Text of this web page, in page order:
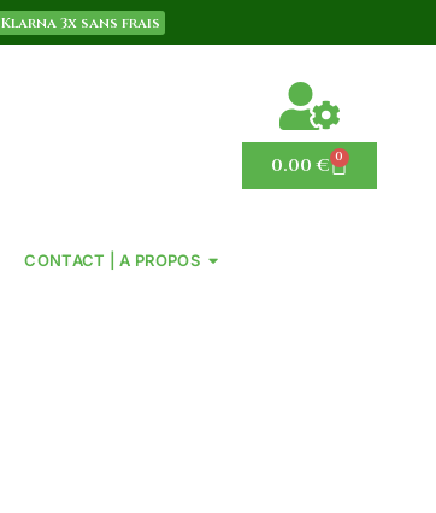
Klarna 3x sans frais
0.00€ 0
CONTACT | A PROPOS